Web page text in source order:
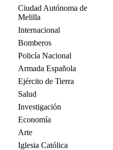
Ciudad Autónoma de
Melilla
Internacional
Bomberos
Policía Nacional
Armada Española
Ejército de Tierra
Salud
Investigación
Economía
Arte
Iglesia Católica